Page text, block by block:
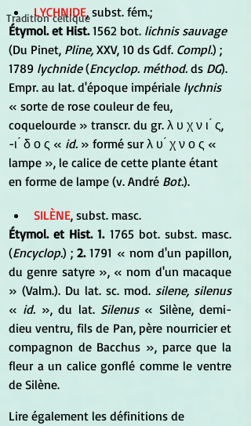
Tradition celtique
LYCHNIDE, subst. fém.;
Étymol. et Hist. 1562 bot. lichnis sauvage
(Du Pinet, Pline, XXV, 10 ds Gdf. Compl.) ;
1789 lychnide (Encyclop. méthod. ds DG).
Empr. au lat. d'époque impériale lychnis
« sorte de rose couleur de feu,
coquelourde » transcr. du gr. λ υ χ ν ι ́ ς,
-ι ́ δ ο ς « id. » formé sur λ υ ́ χ ν ο ς «
lampe », le calice de cette plante étant
en forme de lampe (v. André Bot.).
SILÈNE, subst. masc.
Étymol. et Hist. 1. 1765 bot. subst. masc.
(Encyclop.) ; 2. 1791 « nom d'un papillon,
du genre satyre », « nom d'un macaque
» (Valm.). Du lat. sc. mod. silene, silenus
« id. », du lat. Silenus « Silène, demi-
dieu ventru, fils de Pan, père nourricier et
compagnon de Bacchus », parce que la
fleur a un calice gonflé comme le ventre
de Silène.
Lire également les définitions de